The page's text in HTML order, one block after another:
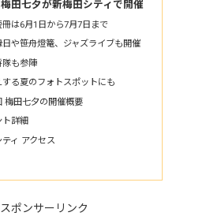
田七夕が新梅田シティで開催
冊は6月1日から7月7日まで
日や笹舟燈篭、ジャズライブも開催
隊も参陣
する夏のフォトスポットにも
梅田七夕の開催概要
詳細
ィ アクセス
スポンサーリンク